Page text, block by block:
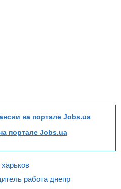
на портале Jobs.ua
портале Jobs.ua
работа днепр